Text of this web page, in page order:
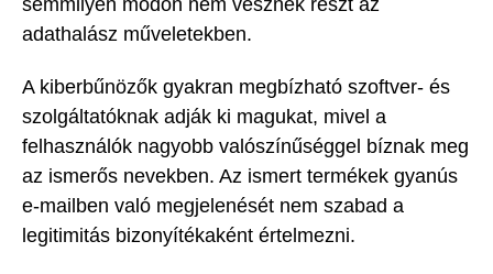
adathalász műveletekben.
A kiberbűnözők gyakran megbízható szoftver- és
szolgáltatóknak adják ki magukat, mivel a
felhasználók nagyobb valószínűséggel bíznak meg
az ismerős nevekben. Az ismert termékek gyanús
e-mailben való megjelenését nem szabad a
legitimitás bizonyítékaként értelmezni.